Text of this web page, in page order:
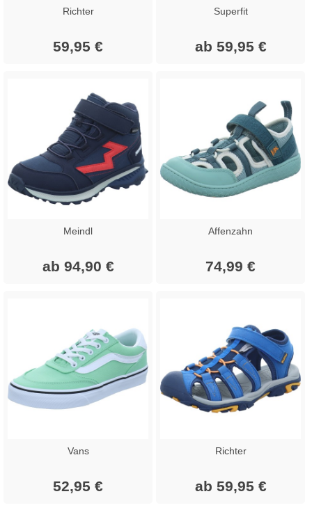
Richter
59,95 €
Superfit
ab 59,95 €
Meindl
ab 94,90 €
Affenzahn
74,99 €
Vans
52,95 €
Richter
ab 59,95 €